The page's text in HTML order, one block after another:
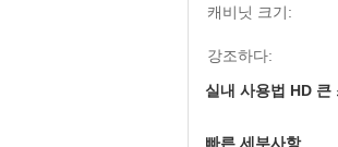
캐비닛 크기:
강조하다:
실내 사용법 HD
빠른 세부사항